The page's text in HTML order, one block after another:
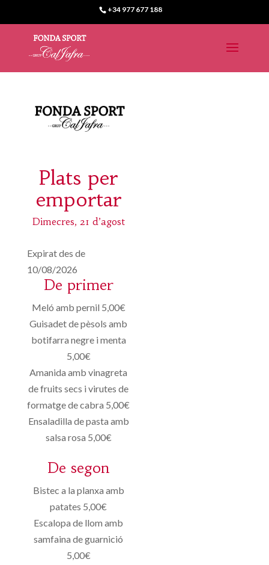
+34 977 677 188
Plats per
emportar
Dimecres, 21 d’agost
Expirat des de
10/08/2026
De primer
Meló amb pernil 5,00€
Guisadet de pèsols amb
botifarra negre i menta
5,00€
Amanida amb vinagreta
de fruits secs i virutes de
formatge de cabra 5,00€
Ensaladilla de pasta amb
salsa rosa 5,00€
De segon
Bistec a la planxa amb
patates 5,00€
Escalopa de llom amb
samfaina de guarnició
5,00€